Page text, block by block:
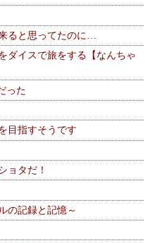
ると思ってたのに…
ダイスで旅をする【なんちゃ
った
目指すそうです
ョタだ！
の記録と記憶～